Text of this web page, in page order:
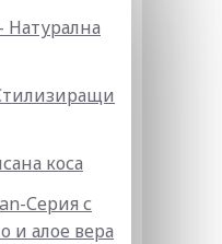
коса
Серия с
и алое вера